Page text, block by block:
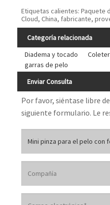
Etiquetas calientes: Paquete
Cloud, China, fabricante,
Categoría relacionada
Diadema y tocado
garras de pelo
Enviar Consulta
Por favor, siéntase libre
siguiente formulario. Le